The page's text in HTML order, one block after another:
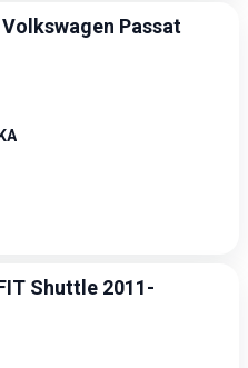
Passat
Shuttle 2011-